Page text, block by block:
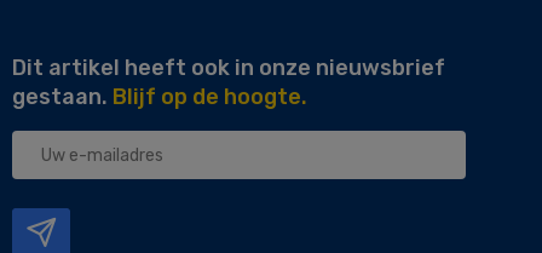
Dit artikel heeft ook in onze nieuwsbrief
gestaan. Blijf op de hoogte.
Uw